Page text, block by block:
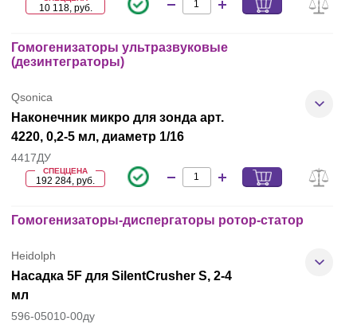
10 118, руб.
Гомогенизаторы ультразвуковые
(дезинтеграторы)
Qsonica
Наконечник микро для зонда арт.
4220, 0,2-5 мл, диаметр 1/16
4417ДУ
СПЕЦЦЕНА
192 284, руб.
Гомогенизаторы-диспергаторы ротор-статор
Heidolph
Насадка 5F для SilentCrusher S, 2-4
мл
596-05010-00ду